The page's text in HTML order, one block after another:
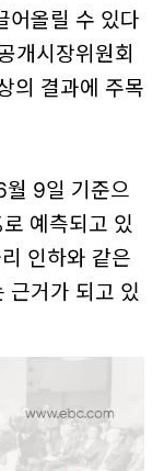
어올릴 수 있다
개시장위원회
의 결과에 주목
9일 기준으
예측되고 있
인하와 같은
근거가 되고 있